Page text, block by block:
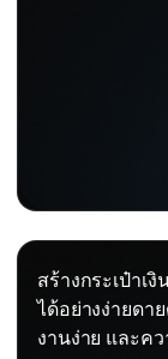
สร้างกระเป๋าเ
ได้อย่างง่ายดา
งานง่าย และค